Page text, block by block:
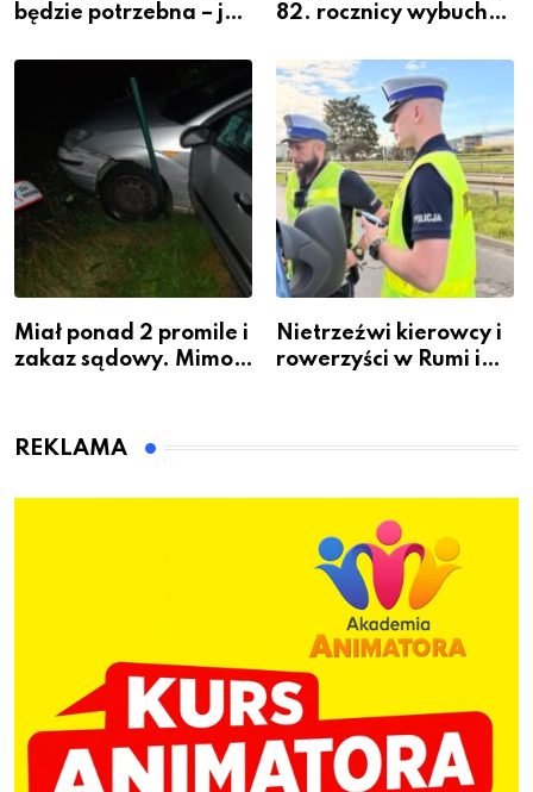
będzie potrzebna – jak
zawodem przyszłości i
gdzie się go nauczyć?
82. rocznicy wybuchu
Warszawskiego
Miał ponad 2 promile i
zakaz sądowy. Mimo
Bolszewie i uderzył w
Nietrzeźwi kierowcy i
rowerzyści w Rumi i
REKLAMA